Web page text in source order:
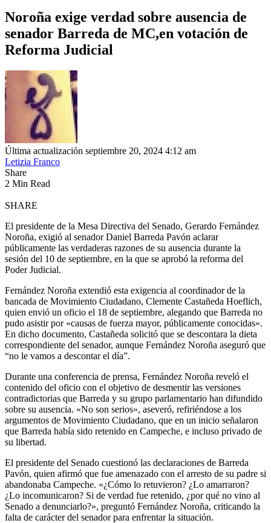
Noroña exige verdad sobre ausencia de
senador Barreda de MC,en votación de
Reforma Judicial
Última actualización septiembre 20, 2024 4:12 am
Letizia Franco
Share
2 Min Read
SHARE
El presidente de la Mesa Directiva del Senado, Gerardo Fernández
Noroña, exigió al senador Daniel Barreda Pavón aclarar
públicamente las verdaderas razones de su ausencia durante la
sesión del 10 de septiembre, en la que se aprobó la reforma del
Poder Judicial.
Fernández Noroña extendió esta exigencia al coordinador de la
bancada de Movimiento Ciudadano, Clemente Castañeda Hoeflich,
quien envió un oficio el 18 de septiembre, alegando que Barreda no
pudo asistir por «causas de fuerza mayor, públicamente conocidas».
En dicho documento, Castañeda solicitó que se descontara la dieta
correspondiente del senador, aunque Fernández Noroña aseguró que
“no le vamos a descontar el día”.
Durante una conferencia de prensa, Fernández Noroña reveló el
contenido del oficio con el objetivo de desmentir las versiones
contradictorias que Barreda y su grupo parlamentario han difundido
sobre su ausencia. «No son serios», aseveró, refiriéndose a los
argumentos de Movimiento Ciudadano, que en un inicio señalaron
que Barreda había sido retenido en Campeche, e incluso privado de
su libertad.
El presidente del Senado cuestionó las declaraciones de Barreda
Pavón, quien afirmó que fue amenazado con el arresto de su padre si
abandonaba Campeche. «¿Cómo lo retuvieron? ¿Lo amarraron?
¿Lo incomunicaron? Si de verdad fue retenido, ¿por qué no vino al
Senado a denunciarlo?», preguntó Fernández Noroña, criticando la
falta de carácter del senador para enfrentar la situación.